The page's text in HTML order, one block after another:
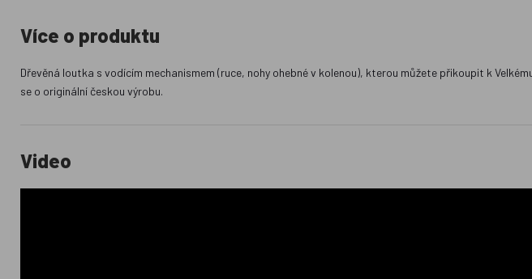
Více o produktu
Dřevěná loutka s vodícím mechanismem (ruce, nohy ohebné v kolenou), kterou můžete přikoupit k
se o originální českou výrobu.
Video